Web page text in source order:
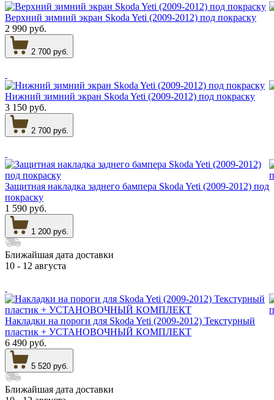
Верхний зимний экран Skoda Yeti (2009-2012) под покраску
2 990 руб.
2 700 руб.
Нижний зимний экран Skoda Yeti (2009-2012) под покраску
3 150 руб.
2 700 руб.
Защитная накладка заднего бампера Skoda Yeti (2009-2012) под
покраску
1 590 руб.
1 200 руб.
Ближайшая дата доставки
10 - 12 августа
Накладки на пороги для Skoda Yeti (2009-2012) Текстурный
пластик + УСТАНОВОЧНЫЙ КОМПЛЕКТ
6 490 руб.
5 520 руб.
Ближайшая дата доставки